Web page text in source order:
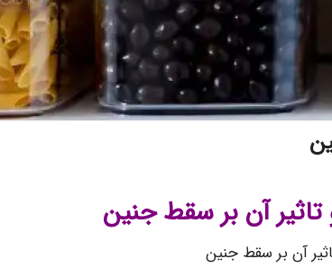
آن بر سقط جنین
آن بر سقط جنین